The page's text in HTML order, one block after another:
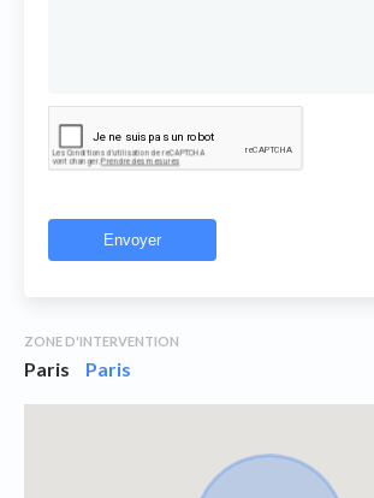
ZONE D'INTERVENTION
Paris Paris